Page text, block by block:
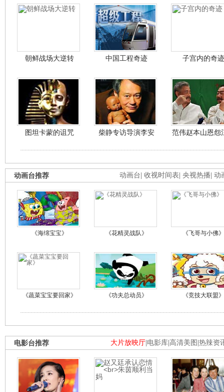
朝鲜战场大逆转 中国工程奇迹 子宫内的奇迹
图坦卡蒙的诅咒 柴静专访导演李安 范伟赵本山恩怨
动画台 收视时间表 央视热播 动
动画台推荐
《海绵宝宝》 《花精灵战队》 《飞哥与小佛》
《蔬菜宝宝要回家》 《功夫总动员》 《竞技大联盟》
大片放映厅 电影库 高清美图 热辣资
电影台推荐